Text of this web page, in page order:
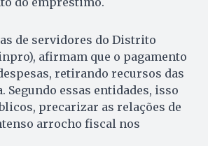
de servidores do Distrito
afirmam que o pagamento
retirando recursos das
Segundo essas entidades, isso
precarizar as relações de
arrocho fiscal nos